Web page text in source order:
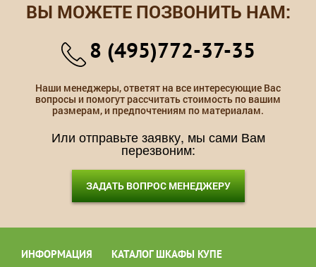
ВЫ МОЖЕТЕ ПОЗВОНИТЬ НАМ:
8 (495)772-37-35
Наши менеджеры, ответят на все интересующие Вас
вопросы и помогут рассчитать стоимость по вашим
размерам, и предпочтениям по материалам.
Или отправьте заявку, мы сами Вам
перезвоним:
ЗАДАТЬ ВОПРОС МЕНЕДЖЕРУ
ИНФОРМАЦИЯ КАТАЛОГ ШКАФЫ КУПЕ